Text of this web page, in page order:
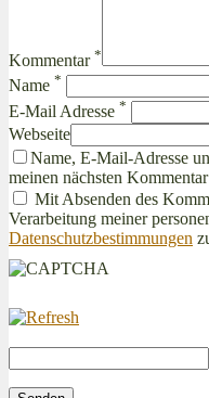
Kommentar *
Name *
E-Mail Adresse *
Webseite
Name, E-Mail-Adresse
meinen nächsten
Mit Absenden des
Verarbeitung meiner
Datenschutzbestimmungen